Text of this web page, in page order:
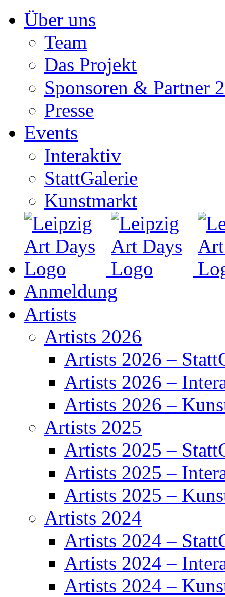
Inhalt
springenÜber uns
Team
Das Projekt
Sponsoren & Partner
Presse
Events
Interaktiv
StattGalerie
Kunstmarkt
Anmeldung
Artists
Artists 2026
Artists 2026 –
Artists 2026 –
Artists 2026 –
Artists 2025
Artists 2025 –
Artists 2025 –
Artists 2025 –
Artists 2024
Artists 2024 –
Artists 2024 –
Artists 2024 –